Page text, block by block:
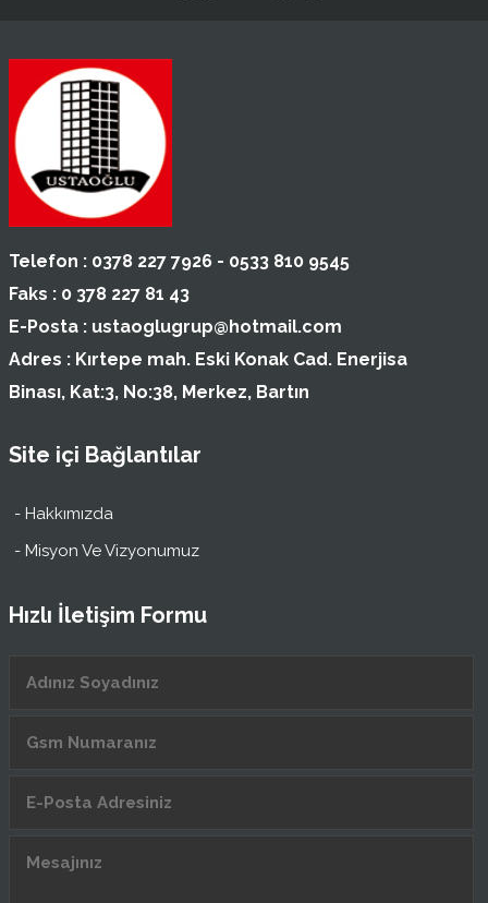
Telefon : 0378 227 7926 - 0533 810 9545
Faks : 0 378 227 81 43
E-Posta : ustaoglugrup@hotmail.com
Adres : Kırtepe mah. Eski Konak Cad. Enerjisa
Binası, Kat:3, No:38, Merkez, Bartın
Site içi Bağlantılar
- Hakkımızda
- Misyon Ve Vizyonumuz
Hızlı İletişim Formu